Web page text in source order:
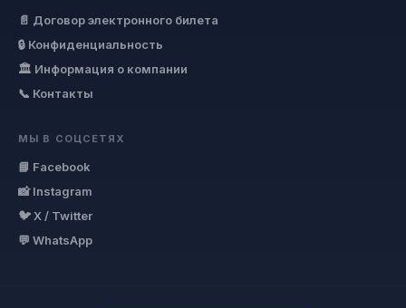
📄 Договор электронного билета
🔒 Конфиденциальность
🏛 Информация о компании
📞 Контакты
МЫ В СОЦСЕТЯХ
📘 Facebook
📸 Instagram
🐦 X / Twitter
💬 WhatsApp